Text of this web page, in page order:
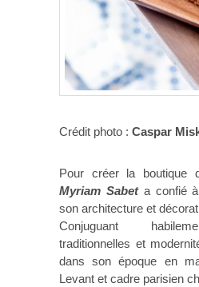
Crédit photo : Caspar
Pour créer la boutique
Myriam Sabet a confié
son architecture et
Conjuguant
traditionnelles et
dans son époque en
Levant et cadre parisien